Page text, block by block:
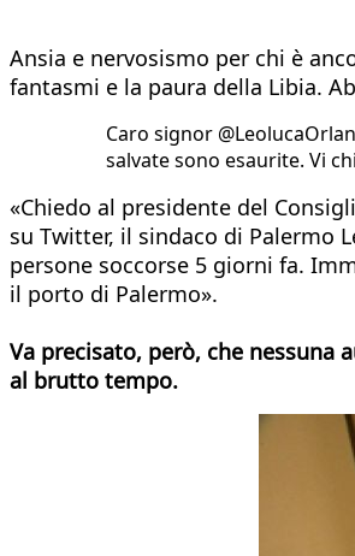
Ansia e nervosismo per chi è
fantasmi e la paura della Libia.
Caro signor
salvate sono esaurite. Vi
«Chiedo al presidente del
su Twitter, il sindaco di Palermo
persone soccorse 5 giorni fa.
il porto di Palermo».
Va precisato, però, che nessuna
al brutto tempo.